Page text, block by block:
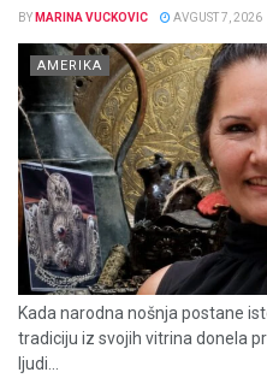
BY MARINA VUCKOVIC AVGUST 7, 2026
AMERIKA
Kada narodna nošnja postane
tradiciju iz svojih vitrina donela
ljudi...